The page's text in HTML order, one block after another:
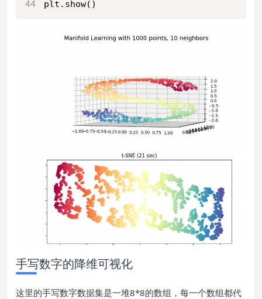
plt.show()
手写数字的降维可视化
这里的手写数字数据集是一堆8*8的数组，每一个数组都代